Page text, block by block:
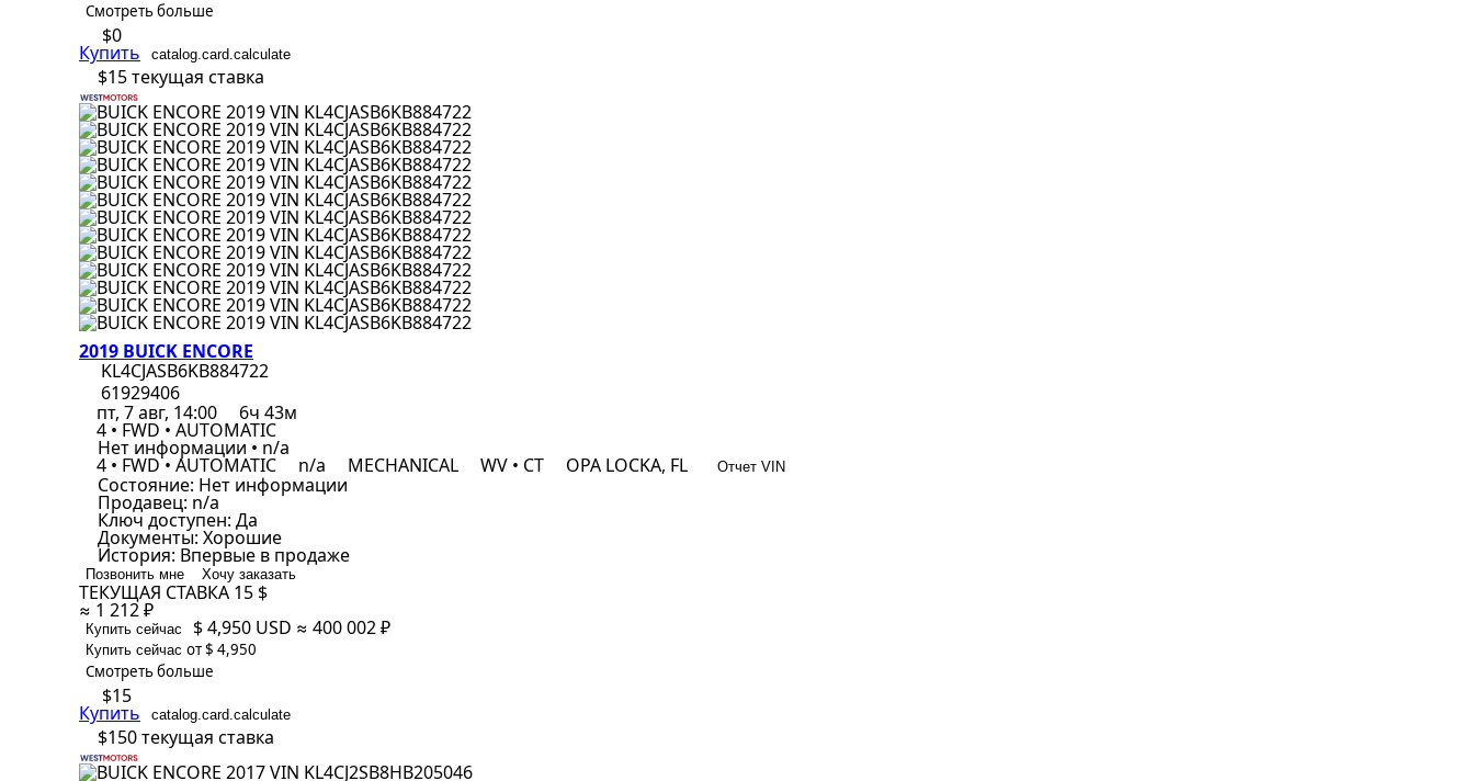
Смотреть больше
$0
Купить catalog.card.calculate
$15текущая ставка
2019 BUICK ENCORE
KL4CJASB6KB884722
61929406
пт, 7 авг, 14:00
6ч 43м
4 • FWD • AUTOMATIC
Нет информации • n/a
4 • FWD • AUTOMATIC n/a MECHANICAL WV • CT OPA LOCKA, FL Отчет VIN
Состояние: Нет информации
Продавец: n/a
Ключ доступен: Да
Документы: Хорошие
История: Впервые в продаже
Позвонить мне Хочу заказать
ТЕКУЩАЯ СТАВКА 15 $
≈ 1 212 ₽
Купить сейчас $ 4,950 USD ≈ 400 002 ₽
Купить сейчас от $ 4,950
Смотреть больше
$15
Купить catalog.card.calculate
$150текущая ставка